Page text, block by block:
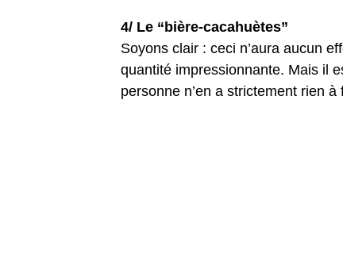
4/ Le “bière-cacahuètes”
Soyons clair : ceci n’aura aucun
quantité impressionnante. Mais il
personne n’en a strictement rien